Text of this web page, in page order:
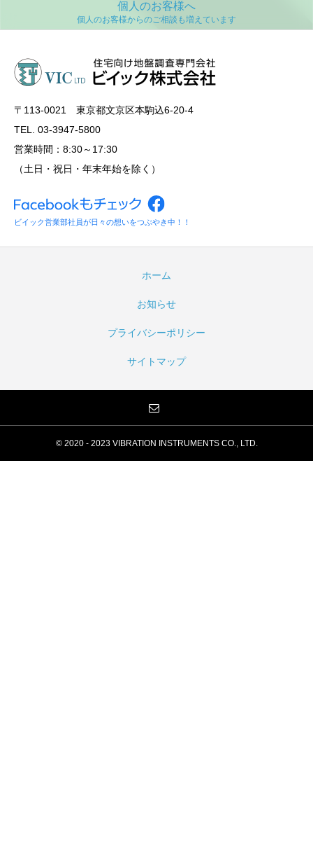
個人のお客様へ
〒113‐0021 東京都文京区本駒込6-20-4
TEL. 03-3947-5800
営業時間：8:30～17:30
（土日・祝日・年末年始を除く）
ビイック営業部社員が日々の想いをつぶやき中！！
ホーム
お知らせ
プライバシーポリシー
サイトマップ
© 2020 - 2023 VIBRATION INSTRUMENTS CO., LTD.